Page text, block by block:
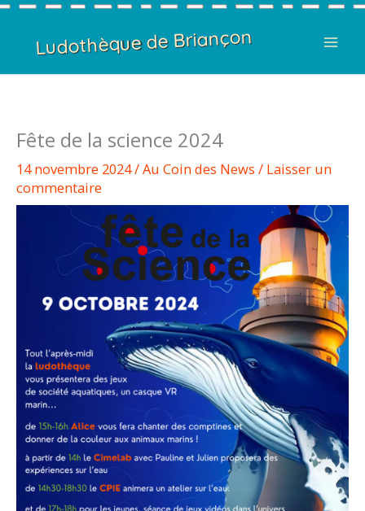
Ludothèque de Briançon
Fête de la science 2024
14 novembre 2024/Au Coin des News / Laisser un
commentaire